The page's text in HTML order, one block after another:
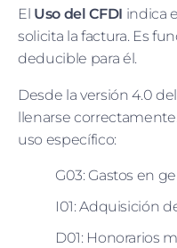
El Uso del CFDI indica
solicita la factura. Es
deducible para él.
Desde la versión 4.0
llenarse
uso específico:
G03: Gastos en
I01: Adquisición
D01: Honorarios